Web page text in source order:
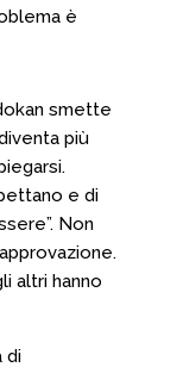
è
smette
più
e di
Non
altri hanno
di